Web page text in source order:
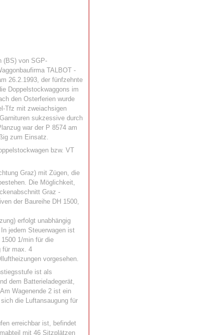
(BS) von SGP-
TALBOT -
26.2.1993, der fünfzehnte
Doppelstockwaggons im
den Osterferien wurde
Tfz mit zweiachsigen
sukzessive durch
war der P 8574 am
zum Einsatz.
bzw. VT
Graz) mit Zügen, die
Die Möglichkeit,
Graz -
der Baureihe DH 1500,
erfolgt unabhängig
jedem Steuerwagen ist
1/min für die
für max. 4
vorgesehen.
ist als
dem Batterieladegerät,
Wagenende 2 ist ein
die Luftansaugung für
erreichbar ist, befindet
mit 46 Sitzplätzen